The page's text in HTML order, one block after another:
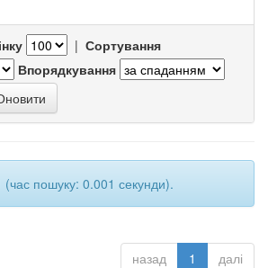
| Сортування
Впорядкування
(час пошуку: 0.001 секунди).
назад 1 далі